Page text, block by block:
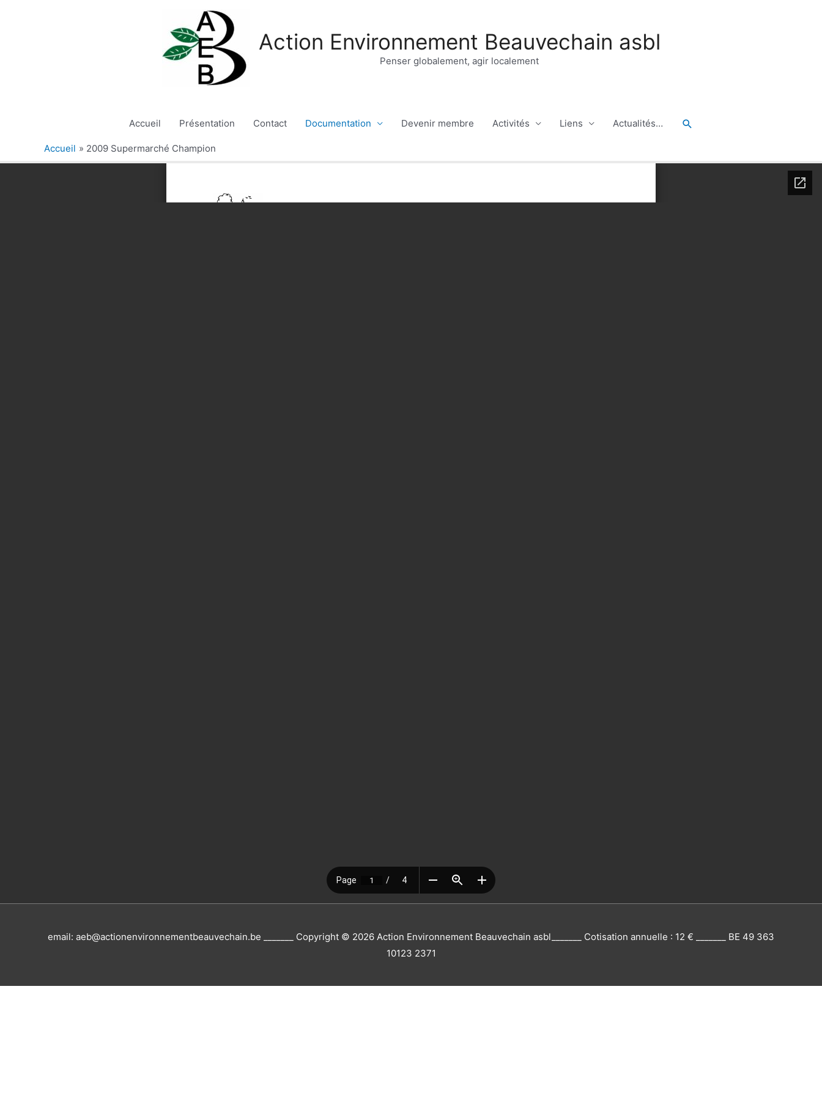
Action Environnement Beauvechain asbl
Penser globalement, agir localement
Accueil Présentation Contact Documentation Devenir membre Activités Liens Actualités… Rechercher
Accueil 2009 Supermarché Champion
email: aeb@actionenvironnementbeauvechain.be _______ Copyright © 2026 Action Environnement Beauvechain asbl
_______ Cotisation annuelle : 12 € _______ BE 49 363
10123 2371